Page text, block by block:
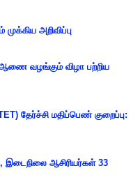
அறிவிப்பு
ஆணை வழங்கும் விழா பற்றிய
தேர்ச்சி மதிப்பெண் குறைப்பு:
ஆசிரியர்கள் 33